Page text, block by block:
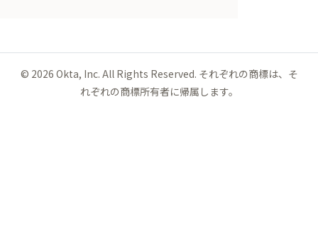
© 2026 Okta, Inc. All Rights Reserved. それぞれの商標は、そ
れぞれの商標所有者に帰属します。